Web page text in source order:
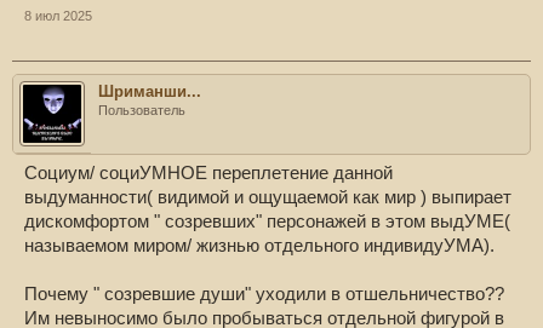
8 июл 2025
Шриманши...
Пользователь
Социум/ социУМНОЕ переплетение данной
выдуманности( видимой и ощущаемой как мир ) выпирает
дискомфортом " созревших" персонажей в этом выдУМЕ(
называемом миром/ жизнью отдельного индивидуУМА).
Почему " созревшие души" уходили в отшельничество??
Им невыносимо было пробываться отдельной фигурой в